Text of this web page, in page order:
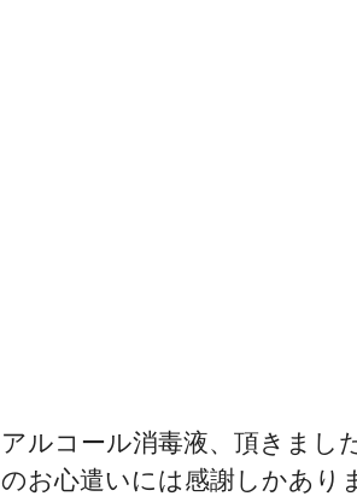
アルコール消毒液、頂きまし
のお心遣いには感謝しかあり